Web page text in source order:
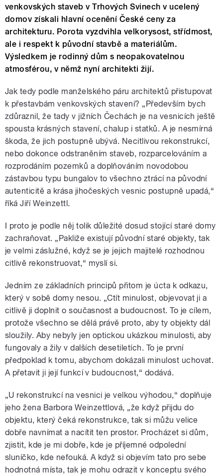
venkovských staveb v Trhových Svinech v ucelený
domov získali hlavní ocenění České ceny za
architekturu. Porota vyzdvihla velkorysost, střídmost,
ale i respekt k původní stavbě a materiálům.
Výsledkem je rodinný dům s neopakovatelnou
atmosférou, v němž nyní architekti žijí.
Jak tedy podle manželského páru architektů přistupovat
k přestavbám venkovských stavení? „Především bych
zdůraznil, že tady v jižních Čechách je na vesnicích ještě
spousta krásných stavení, chalup i statků. A je nesmírná
škoda, že jich postupně ubývá. Necitlivou rekonstrukcí,
nebo dokonce odstraněním staveb, rozparcelováním a
rozprodáním pozemků a doplňováním novodobou
zástavbou typu bungalov to všechno ztrácí na původní
autenticitě a krása jihočeských vesnic postupně upadá,“
říká Jiří Weinzettl.
I proto je podle něj tolik důležité dosud stojící staré domy
zachraňovat. „Pakliže existují původní staré objekty, tak
je velmi záslužné, když se je jejich majitelé rozhodnou
citlivě rekonstruovat,“ myslí si.
Jedním ze základních principů přitom je úcta k odkazu,
který v sobě domy nesou. „Ctít minulost, objevovat ji a
citlivě ji doplnit o současnost a budoucnost. To je cílem,
protože všechno se dělá právě proto, aby ty objekty dál
sloužily. Aby nebyly jen optickou ukázkou minulosti, aby
fungovaly a žily v dalších desetiletích. To je první
předpoklad k tomu, abychom dokázali minulost uchovat.
A přetavit ji její funkcí v budoucnost,“ dodává.
„U rekonstrukcí na vesnici je velkou výhodou,“ doplňuje
jeho žena Barbora Weinzettlová, „že když přijdu do
objektu, který čeká rekonstrukce, tak si můžu velice
dobře navnímat a nacítit ten prostor. Procházet si dům,
zjistit, kde je mi dobře, kde je příjemné odpolední
sluníčko, kde nefouká. A když si objevím tato pro sebe
hodnotná místa, tak je mohu odrazit v konceptu svého